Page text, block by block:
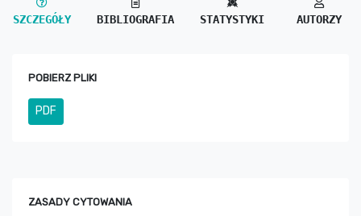
SZCZEGÓŁY BIBLIOGRAFIA STATYSTYKI AUTORZY
POBIERZ PLIKI
PDF
ZASADY CYTOWANIA